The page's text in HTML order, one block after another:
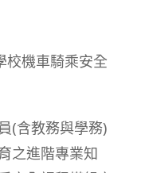
校機車騎乘安全
(含教務與學務)
之進階專業知